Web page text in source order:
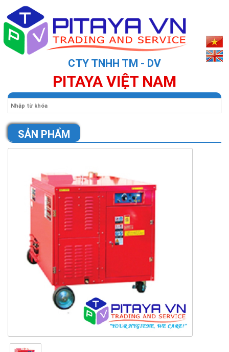
CTY TNHH TM - DV
PITAYA VIỆT NAM
SẢN PHẨM